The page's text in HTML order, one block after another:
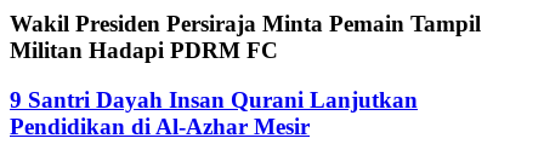
Wakil Presiden Persiraja Minta Pemain Tampil
Militan Hadapi PDRM FC
9 Santri Dayah Insan Qurani Lanjutkan
Pendidikan di Al-Azhar Mesir